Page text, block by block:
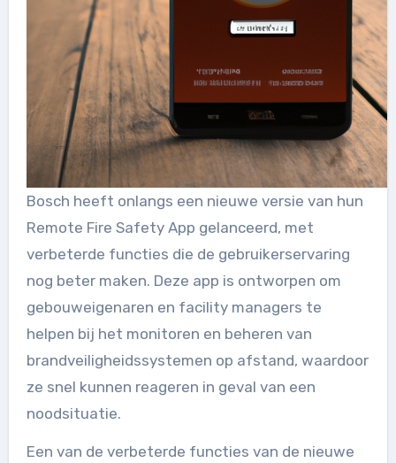
Bosch heeft onlangs een nieuwe versie van hun
Remote Fire Safety App gelanceerd, met
verbeterde functies die de gebruikerservaring
nog beter maken. Deze app is ontworpen om
gebouweigenaren en facility managers te
helpen bij het monitoren en beheren van
brandveiligheidssystemen op afstand, waardoor
ze snel kunnen reageren in geval van een
noodsituatie.
Een van de verbeterde functies van de nieuwe